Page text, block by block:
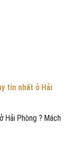
tín nhất ở Hải
Hải Phòng ? Mách